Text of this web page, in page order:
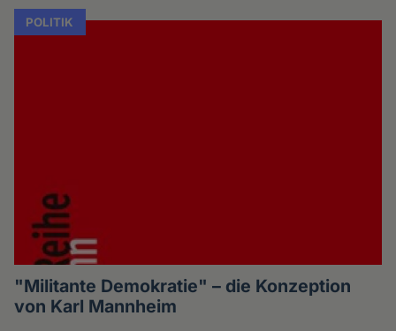
POLITIK
"Militante Demokratie" – die Konzeption
von Karl Mannheim